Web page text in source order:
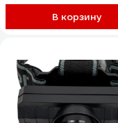
В корзину